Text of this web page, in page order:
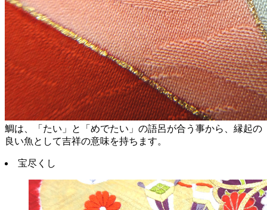
鯛は、「たい」と「めでたい」の語呂が合う事から、縁起の
良い魚として吉祥の意味を持ちます。
宝尽くし